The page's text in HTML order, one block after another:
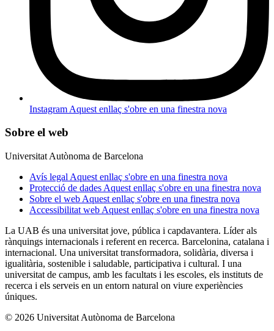
Instagram Aquest enllaç s'obre en una finestra nova
Sobre el web
Universitat Autònoma de Barcelona
Avís legal Aquest enllaç s'obre en una finestra nova
Protecció de dades Aquest enllaç s'obre en una finestra nova
Sobre el web Aquest enllaç s'obre en una finestra nova
Accessibilitat web Aquest enllaç s'obre en una finestra nova
La UAB és una universitat jove, pública i capdavantera. Líder als
rànquings internacionals i referent en recerca. Barcelonina, catalana i
internacional. Una universitat transformadora, solidària, diversa i
igualitària, sostenible i saludable, participativa i cultural. I una
universitat de campus, amb les facultats i les escoles, els instituts de
recerca i els serveis en un entorn natural on viure experiències
úniques.
© 2026 Universitat Autònoma de Barcelona